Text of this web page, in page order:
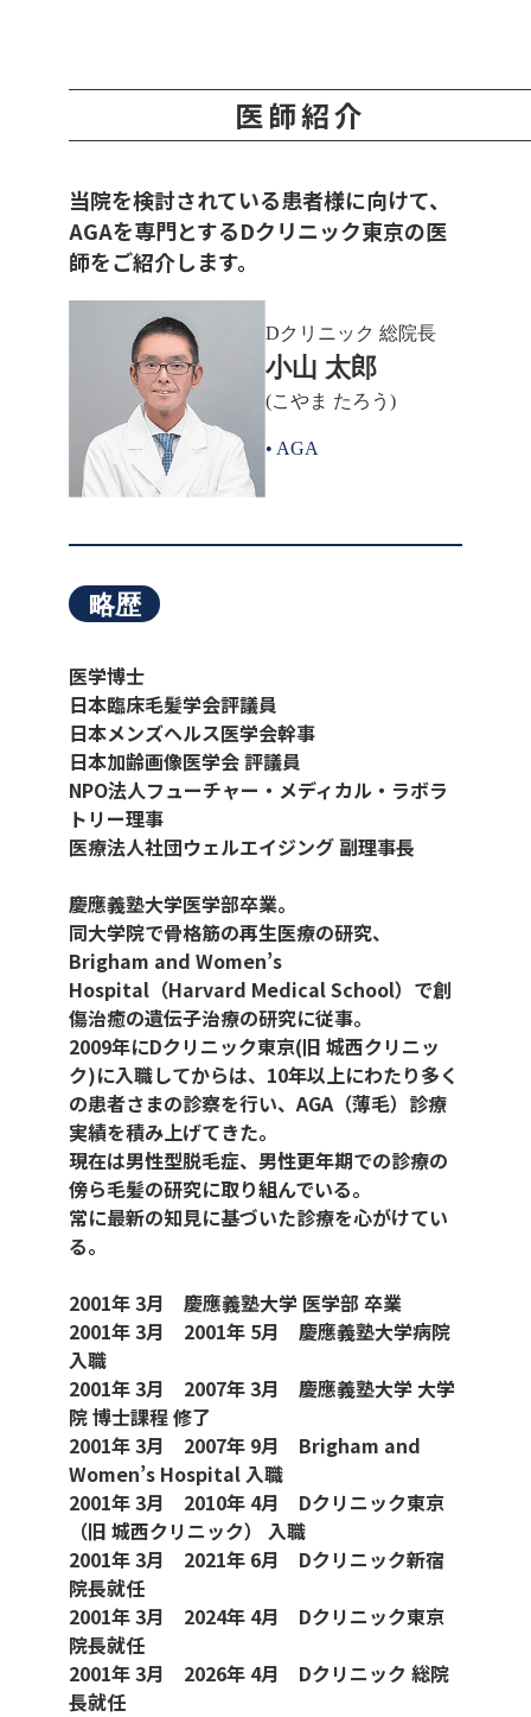
医師紹介
当院を検討されている患者様に向けて、
AGAを専門とするDクリニック東京の医
師をご紹介します。
Dクリニック 総院長
小山 太郎
(こやま たろう)
• AGA
略歴
医学博士
日本臨床毛髪学会評議員
日本メンズヘルス医学会幹事
日本加齢画像医学会 評議員
NPO法人フューチャー・メディカル・ラボラ
トリー理事
医療法人社団ウェルエイジング 副理事長
慶應義塾大学医学部卒業。
同大学院で骨格筋の再生医療の研究、
Brigham and Women’s
Hospital（Harvard Medical School）で創
傷治癒の遺伝子治療の研究に従事。
2009年にDクリニック東京(旧 城西クリニッ
ク)に入職してからは、10年以上にわたり多く
の患者さまの診察を行い、AGA（薄毛）診療
実績を積み上げてきた。
現在は男性型脱毛症、男性更年期での診療の
傍ら毛髪の研究に取り組んでいる。
常に最新の知見に基づいた診療を心がけてい
る。
2001年 3月 慶應義塾大学 医学部 卒業
2001年 3月 2001年 5月 慶應義塾大学病院
入職
2001年 3月 2007年 3月 慶應義塾大学 大学
院 博士課程 修了
2001年 3月 2007年 9月 Brigham and
Women’s Hospital 入職
2001年 3月 2010年 4月 Dクリニック東京
（旧 城西クリニック） 入職
2001年 3月 2021年 6月 Dクリニック新宿
院長就任
2001年 3月 2024年 4月 Dクリニック東京
院長就任
2001年 3月 2026年 4月 Dクリニック 総院
長就任